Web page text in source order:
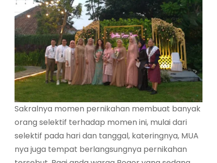
Sakralnya momen pernikahan membuat banyak
orang selektif terhadap momen ini, mulai dari
selektif pada hari dan tanggal, kateringnya, MUA
nya juga tempat berlangsungnya pernikahan